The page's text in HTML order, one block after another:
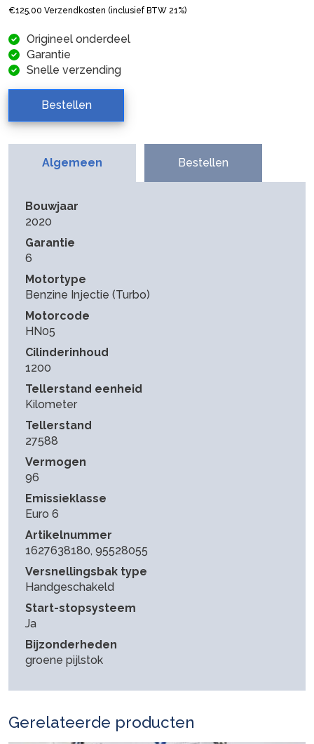
€125,00 Verzendkosten (inclusief BTW 21%)
Origineel onderdeel
Garantie
Snelle verzending
Bestellen
Algemeen Bestellen
Bouwjaar
2020
Garantie
6
Motortype
Benzine Injectie (Turbo)
Motorcode
HN05
Cilinderinhoud
1200
Tellerstand eenheid
Kilometer
Tellerstand
27588
Vermogen
96
Emissieklasse
Euro 6
Artikelnummer
1627638180, 95528055
Versnellingsbak type
Handgeschakeld
Start-stopsysteem
Ja
Bijzonderheden
groene pijlstok
Gerelateerde producten